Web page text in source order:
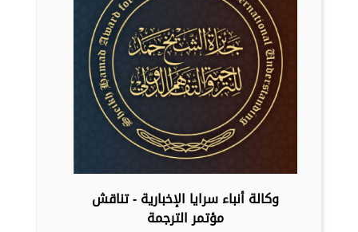
وكالة أنباء سرايا الإخبارية - تناقش
مؤتمر الترجمة